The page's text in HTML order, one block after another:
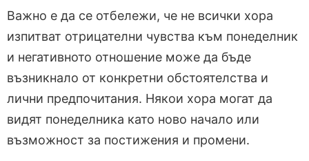
Важно е да се отбележи, че не всички хора
изпитват отрицателни чувства към понеделник
и негативното отношение може да бъде
възникнало от конкретни обстоятелства и
лични предпочитания. Някои хора могат да
видят понеделника като ново начало или
възможност за постижения и промени.